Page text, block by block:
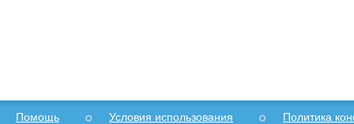
Помощь Условия использования Политика